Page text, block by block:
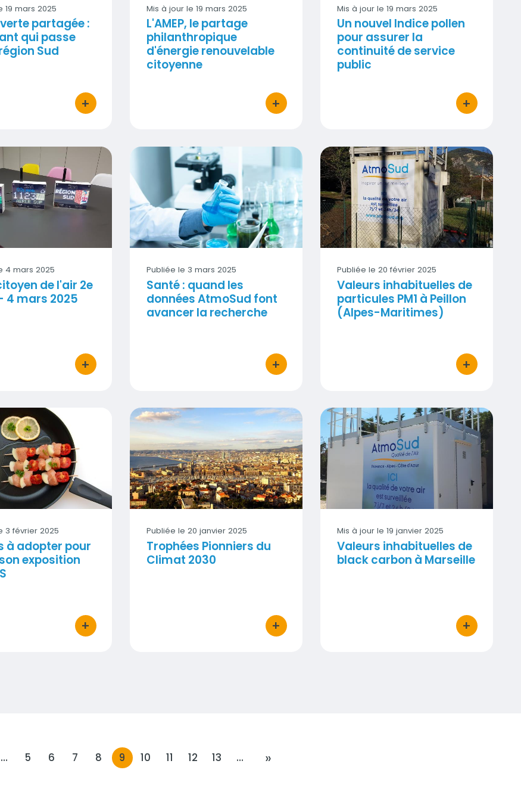
19 mars 2025
partagée :
qui passe
Sud
+
bouton d'actions
Mis à jour le19 mars 2025
L'AMEP, le partage
philanthropique
d'énergie renouvelable
citoyenne
+
bouton d'actions
Mis à jour le19 mars 2025
Un nouvel Indice pollen
pour assurer la
continuité de service
public
+
bouton
2025
de l'air 2e édition - 4 mars 2025
Visuel
4 mars 2025
de l'air 2e
4 mars 2025
+
bouton d'actions
Santé : quand les données AtmoSud font avancer la recherche
Visuel
Publiée le 3 mars 2025
Santé : quand les
données AtmoSud font
avancer la recherche
+
bouton d'actions
Valeurs inhabituelles de particules
Visuel
Publiée le 20 février 2025
Valeurs inhabituelles de
particules PM1 à Peillon
(Alpes-Maritimes)
+
bouton
pour réduire son exposition aux PFAS
Visuel
3 février 2025
à adopter pour
exposition
+
bouton d'actions
Trophées Pionniers du Climat 2030
Visuel
Publiée le 20 janvier 2025
Trophées Pionniers du
Climat 2030
+
bouton d'actions
Valeurs inhabituelles de black carbon
Visuel
Mis à jour le19 janvier 2025
Valeurs inhabituelles de
black carbon à Marseille
+
bouton
… 5 6 7 8 9 10 11 12 13 … SUIVANTE
»